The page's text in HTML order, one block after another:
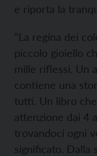
e riporta la
“La regina dei
piccolo gioiello
mille riflessi. Un
contiene una
tutti. Un libro
attenzione dai 4
trovandoci ogni
significato. Dalla